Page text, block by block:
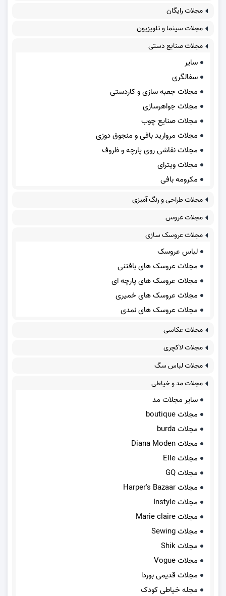
مجلات رایگان
مجلات سینما و تلویزیون
مجلات صنایع دستی
سایر
سفالگری
مجلات جعبه سازی و کاردستی
مجلات جواهرسازی
مجلات صنایع چوب
مجلات مروارید بافی و منجوق دوزی
مجلات نقاشی روی پارچه و ظروف
مجلات ویترای
مکرومه بافی
مجلات طراحی و رنگ آمیزی
مجلات عروس
مجلات عروسک سازی
لباس عروسک
مجلات عروسک های بافتنی
مجلات عروسک های پارچه ای
مجلات عروسک های خمیری
مجلات عروسک های نمدی
مجلات عکاسی
مجلات لاکچری
مجلات لباس سگ
مجلات مد و خیاطی
سایر مجلات مد
مجلات boutique
مجلات burda
مجلات Diana Moden
مجلات Elle
مجلات GQ
مجلات Harper's Bazaar
مجلات Instyle
مجلات Marie claire
مجلات Sewing
مجلات Shik
مجلات Vogue
مجلات قدیمی بوردا
مجله خیاطی کودک